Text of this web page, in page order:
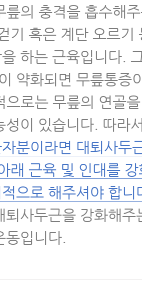
릎의 충격을 흡수해
기 혹은 계단 오르기
하는 근육입니다.
약화되면 무릎통증
으로는 무릎의 연골
성이 있습니다. 따라
분이라면 대퇴사두
래 근육 및 인대를
으로 해주셔야 합니
퇴사두근을 강화해주
동입니다.